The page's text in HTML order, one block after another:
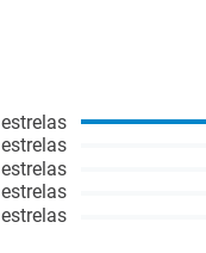
estrelas
estrelas
estrelas
estrelas
estrelas